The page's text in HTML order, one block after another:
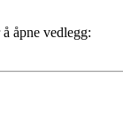
åpne vedlegg: